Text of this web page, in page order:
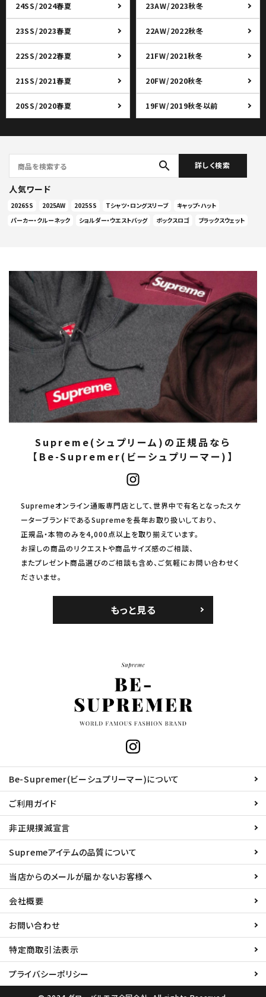
24SS/2024春夏 23AW/2023秋冬
23SS/2023春夏 22AW/2022秋冬
22SS/2022春夏 21FW/2021秋冬
21SS/2021春夏 20FW/2020秋冬
20SS/2020春夏 19FW/2019秋冬以前
search 詳しく検索
人気ワード
2026SS 2025AW 2025SS Tシャツ・ロングスリーブ
キャップ・ハット
パーカー・クルーネック
ショルダー・ウエストバッグ ボックスロゴ ブラックスウェット
Supreme(シュプリーム)の正規品なら
【Be-Supremer(ビーシュプリーマー)】
Supremeオンライン通販専門店として、世界中で有名となったスケ
ーターブランドであるSupremeを長年お取り扱いしており、
正規品・本物のみを4,000点以上を取り揃えています。
お探しの商品のリクエストや商品サイズ感のご相談、
またプレゼント商品選びのご相談も含め、ご気軽にお問い合わせく
ださいませ。
もっと見る
Be-Supremer(ビーシュプリーマー)について
ご利用ガイド
非正規撲滅宣言
Supremeアイテムの品質について
当店からのメールが届かないお客様へ
会社概要
お問い合わせ
特定商取引法表示
プライバシーポリシー